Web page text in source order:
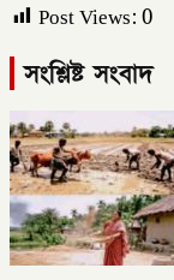
Post Views:0
সংশ্লিষ্ট সংবাদ